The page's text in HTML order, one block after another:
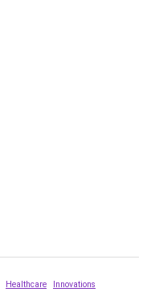
Healthcare
Innovations